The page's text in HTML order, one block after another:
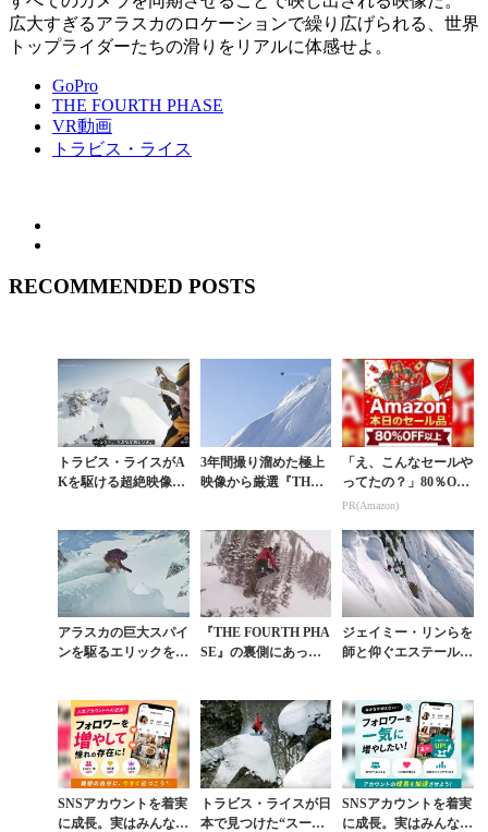
広大すぎるアラスカのロケーションで繰り広げられる、世界
トップライダーたちの滑りをリアルに体感せよ。
GoPro
THE FOURTH PHASE
VR動画
トラビス・ライス
RECOMMENDED POSTS
トラビス・ライスがA
Kを駆ける超絶映像の
3年間撮り溜めた極上
映像から厳選『THE F
「え、こんなセールや
ってたの？」80％OFF
以上が続々登場！Am
PR(Amazon)
アラスカの巨大スパイ
ンを駆るエリックを追
『THE FOURTH PHA
SE』の裏側にあった
ジェイミー・リンらを
師と仰ぐエステール・
ビス・ライスと挑む
SNSアカウントを着実
に成長。実はみんなコ
トラビス・ライスが日
本で見つけた“スーパ
SNSアカウントを着実
に成長。実はみんなコ